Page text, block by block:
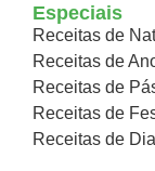
Especiais
Receitas de
Receitas de
Receitas de
Receitas de
Receitas de